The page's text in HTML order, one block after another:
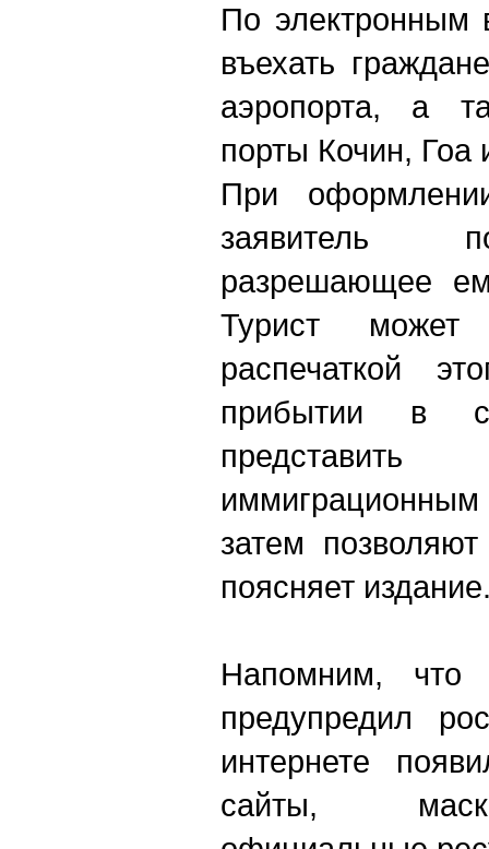
По электронным
въехать
аэропорта, а
порты Кочин, Гоа
При
заявитель
разрешающее
Турист может
распечаткой
прибытии в
затем
поясняет
Напомним, что
предупредил
интернете
сайты,